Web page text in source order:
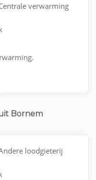
verwarming
Bornem
loodgieterij